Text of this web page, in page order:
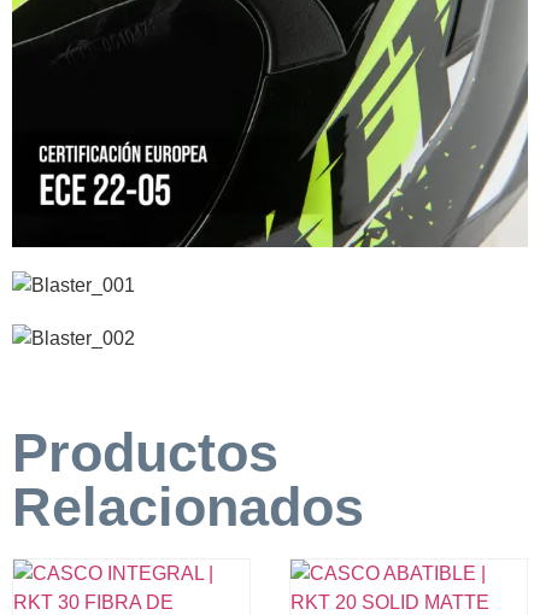
Productos
Relacionados